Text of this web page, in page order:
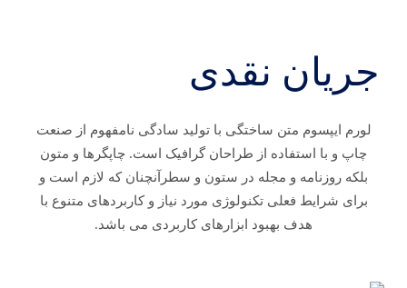
جریان نقدی
لورم ایپسوم متن ساختگی با تولید سادگی نامفهوم از صنعت
چاپ و با استفاده از طراحان گرافیک است. چاپگرها و متون
بلکه روزنامه و مجله در ستون و سطرآنچنان که لازم است و
برای شرایط فعلی تکنولوژی مورد نیاز و کاربردهای متنوع با
هدف بهبود ابزارهای کاربردی می باشد.